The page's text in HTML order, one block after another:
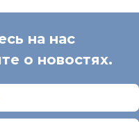
на нас
о новостях.